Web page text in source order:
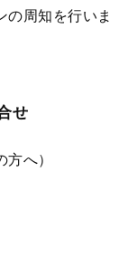
の周知を行いま
せ
方へ）